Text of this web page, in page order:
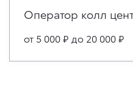
Оператор колл
от 5 000₽ до 20 000₽